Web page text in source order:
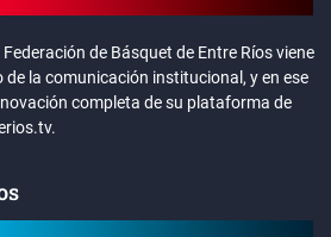
de Básquet de Entre Ríos viene
la comunicación institucional, y en ese
completa de su plataforma de